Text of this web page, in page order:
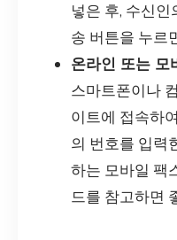
넣은 후, 수신
송 버튼을 누르
온라인 또는 모
스마트폰이나
이트에 접속하
의 번호를 입력
하는 모바일 팩
드를 참고하면